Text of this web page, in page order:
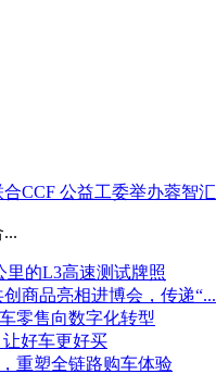
里的L3高速测试牌照
商品亮相进博会，传递“...
零售向数字化转型
好车更好买
重塑全链路购车体验